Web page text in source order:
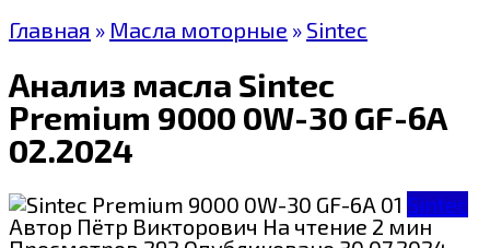
Главная » Масла моторные » Sintec
Анализ масла Sintec
Premium 9000 0W-30 GF-6A
02.2024
Sintec
Автор Пётр Викторович На чтение 2 мин